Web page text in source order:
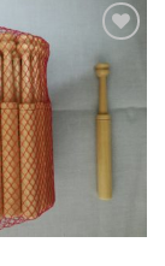
Añadir
a la
de
deseos